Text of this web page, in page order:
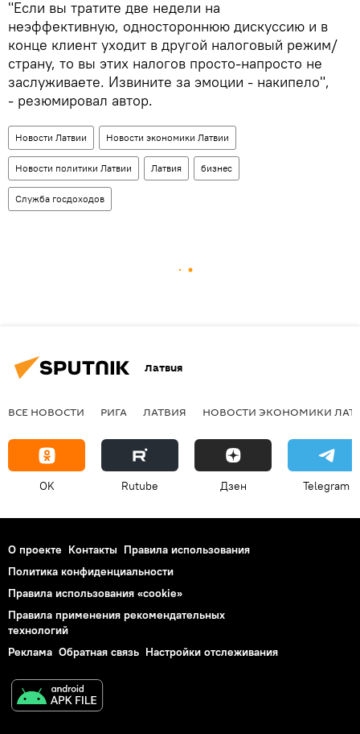
​"Если вы тратите две недели на
неэффективную, одностороннюю дискуссию и в
конце клиент уходит в другой налоговый режим/
страну, то вы этих налогов просто-напросто не
заслуживаете. Извините за эмоции - накипело",
- резюмировал автор.
Новости Латвии Новости экономики Латвии
Новости политики Латвии Латвия бизнес
Служба госдоходов
Латвия
ВСЕ НОВОСТИ РИГА ЛАТВИЯ НОВОСТИ ЭКОНОМИКИ
OK Rutube Дзен Telegram
О проекте Контакты Правила использования
Политика конфиденциальности
Правила использования «cookie»
Правила применения рекомендательных
технологий
Реклама Обратная связь Настройки отслеживания